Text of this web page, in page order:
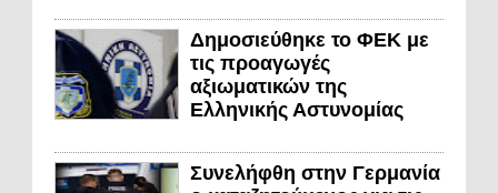
Δημοσιεύθηκε το ΦΕΚ με
τις προαγωγές
αξιωματικών της
Ελληνικής Αστυνομίας
Συνελήφθη στην Γερμανία